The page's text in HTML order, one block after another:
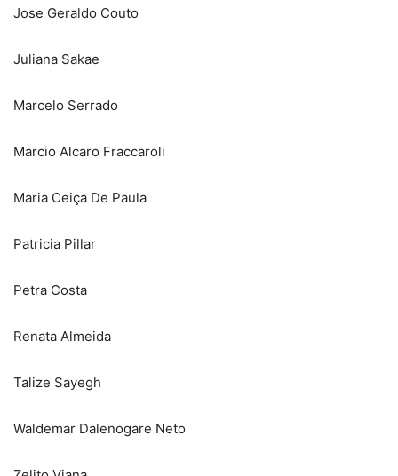
Jose Geraldo Couto
Juliana Sakae
Marcelo Serrado
Marcio Alcaro Fraccaroli
Maria Ceiça De Paula
Patricia Pillar
Petra Costa
Renata Almeida
Talize Sayegh
Waldemar Dalenogare Neto